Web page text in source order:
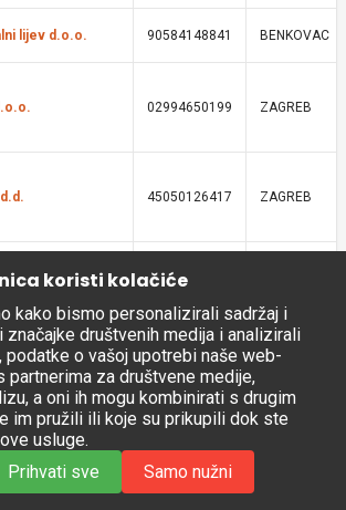
lijev d.o.o. 90584148841 BENKOVAC
02994650199 ZAGREB
45050126417 ZAGREB
d.d. 58921608350
d.d. 92590920313 RIJEKA
d.o.o. 39135989747 VELIKA
komponente
koristi kolačiće
kako bismo personalizirali sadržaj i
društvenih medija i analizirali
o vašoj upotrebi naše web-
partnerima za društvene medije,
a oni ih mogu kombinirati s drugim
im pružili ili koje su prikupili dok ste
usluge.
Prihvati sve Samo nužni